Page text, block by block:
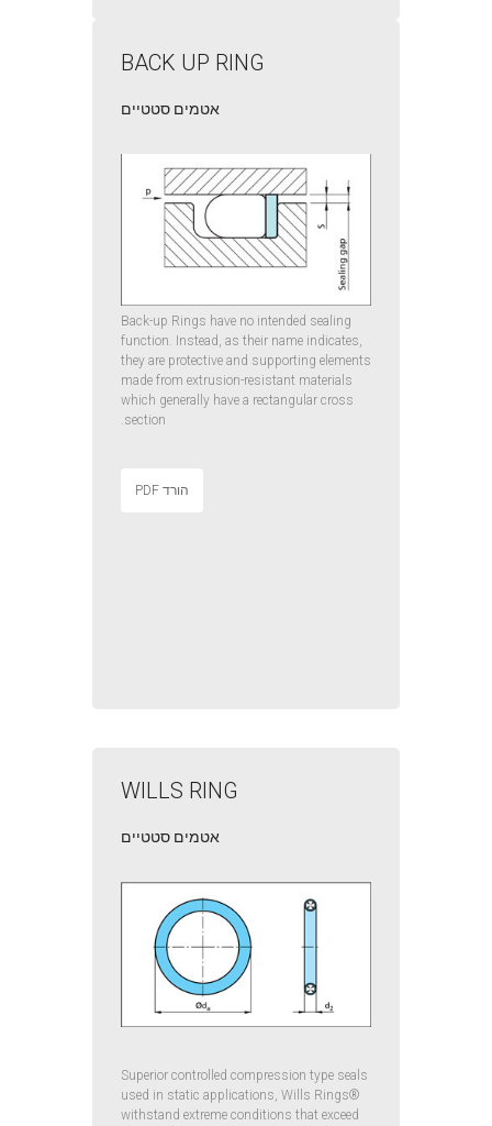
BACK UP RING
אטמים סטטיים
Back-up Rings have no intended sealing
function. Instead, as their name indicates,
they are protective and supporting elements
made from extrusion-resistant materials
which generally have a rectangular cross
section.
הורד PDF
WILLS RING
אטמים סטטיים
Superior controlled compression type seals
used in static applications, Wills Rings®
withstand extreme conditions that exceed